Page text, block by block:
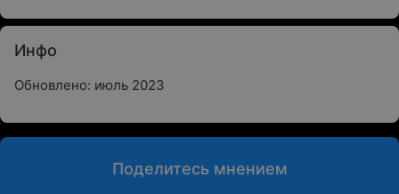
Инфо
Обновлено: июль 2023
Поделитесь мнением